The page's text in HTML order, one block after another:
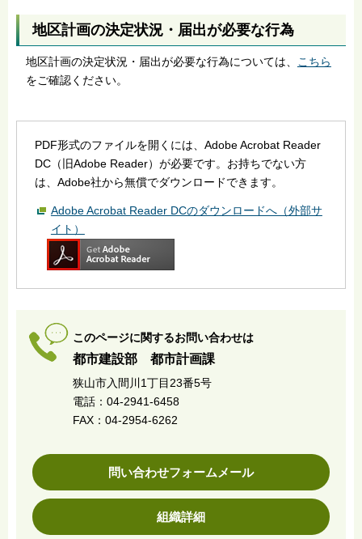
地区計画の決定状況・届出が必要な行為
地区計画の決定状況・届出が必要な行為については、 こちら
をご確認ください。
PDF形式のファイルを開くには、Adobe Acrobat Reader
DC（旧Adobe Reader）が必要です。お持ちでない方
は、Adobe社から無償でダウンロードできます。
Adobe Acrobat Reader DCのダウンロードへ（外部サ
イト）
このページに関するお問い合わせは
都市建設部 都市計画課
狭山市入間川1丁目23番5号
電話：04-2941-6458
FAX：04-2954-6262
問い合わせフォームメール
組織詳細